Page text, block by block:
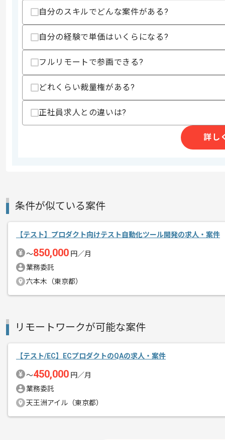
スキル
・Git の利用経験
歓迎スキル
・テスト設計の知見
・AWS上での開発経験
・Nuxt.js の利用経験
・DB設計に関する知見
・Ruby on Railsを用いた開発経験
上記に似た経験やスキルをお持ちであれば
精算・お支払い
精算基準時間
その他募集要項
作業開始日
2026/06/01
エージェントからのコ
メント
駐車場運営サービスを行っている企業
今回は社内向けシステムのテスト案件
自分のスキルでどんな案件がある?
自分の経験で単価はいくらになる?
フルリモートで参画できる?
どれくらい裁量権がある?
正社員求人との違いは?
詳し
条件が似ている案件
【テスト】プロダクト向けテスト自動化ツール開発の求人・案件
〜850,000 円／月
業務委託
六本木（東京都）
リモートワークが可能な案件
【テスト/EC】ECプロダクトのQAの求人・案件
〜450,000 円／月
業務委託
天王洲アイル（東京都）